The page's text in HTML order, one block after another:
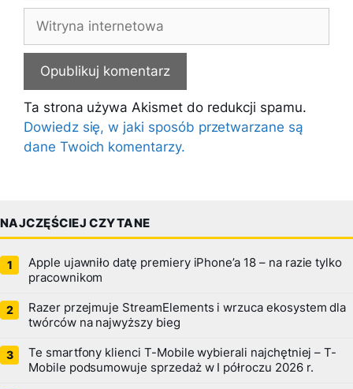
internetowa
Ta strona używa Akismet do redukcji spamu.
Dowiedz się, w jaki sposób przetwarzane są
dane Twoich komentarzy.
NAJCZĘŚCIEJ CZYTANE
Apple ujawniło datę premiery iPhone’a 18 – na razie tylko
pracownikom
Razer przejmuje StreamElements i wrzuca ekosystem dla
twórców na najwyższy bieg
Te smartfony klienci T-Mobile wybierali najchętniej – T-
Mobile podsumowuje sprzedaż w I półroczu 2026 r.